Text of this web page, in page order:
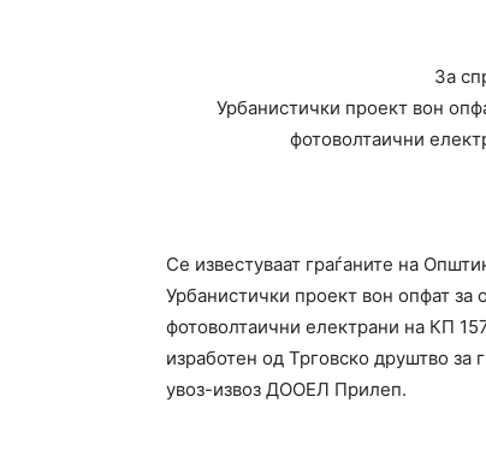
За
Урбанистички проект вон
фотоволтаични
Се известуваат граѓаните на
Урбанистички проект вон опфат за
фотоволтаични електрани на КП
изработен од Трговско друштво
увоз-извоз ДООЕЛ Прилеп.